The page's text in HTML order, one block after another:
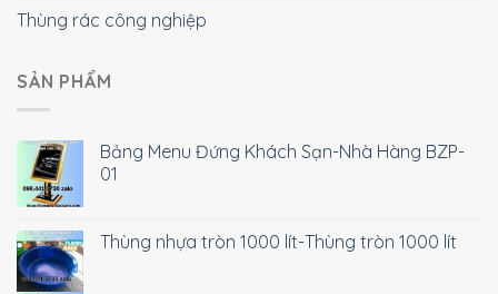
Thùng rác công nghiệp
SẢN PHẨM
Bảng Menu Đứng Khách Sạn-Nhà Hàng BZP-
01
Thùng nhựa tròn 1000 lít-Thùng tròn 1000 lít